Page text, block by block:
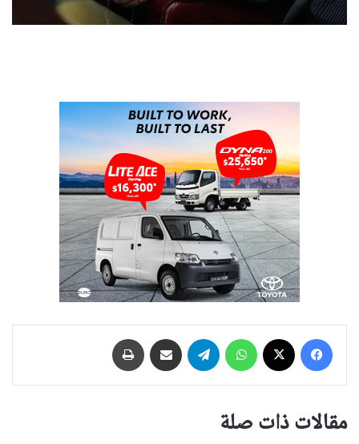
فيسبوك واتساب تيلقرام مشاركة عبر البريد
مقالات ذات صلة